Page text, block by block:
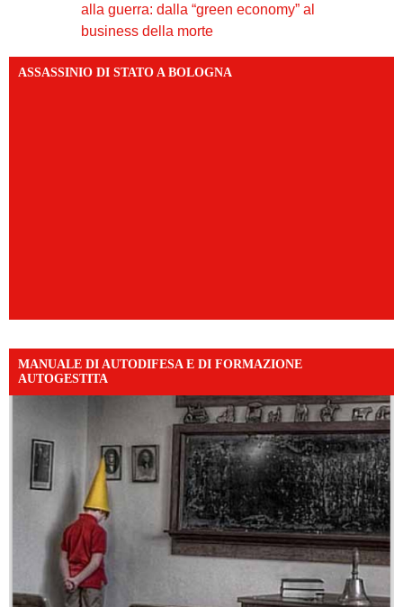
alla guerra: dalla “green economy” al
business della morte
ASSASSINIO DI STATO A BOLOGNA
MANUALE DI AUTODIFESA E DI FORMAZIONE
AUTOGESTITA